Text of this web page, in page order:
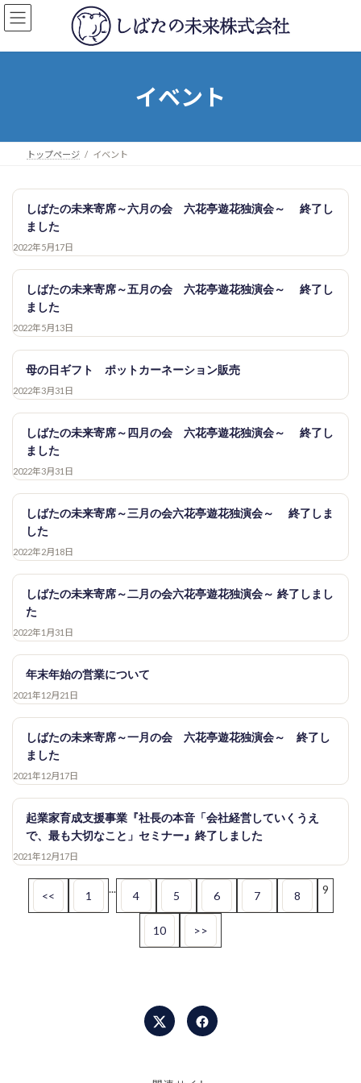
コ
ン
ン
ナ
ビ
ー
イベント
トップページ イベント
しばたの未来寄席～六月の会 六花亭遊花独演会～ 終了し
ました
2022年5月17日
しばたの未来寄席～五月の会 六花亭遊花独演会～ 終了し
ました
2022年5月13日
母の日ギフト ポットカーネーション販売
2022年3月31日
しばたの未来寄席～四月の会 六花亭遊花独演会～ 終了し
ました
2022年3月31日
しばたの未来寄席～三月の会六花亭遊花独演会～ 終了しま
した
2022年2月18日
しばたの未来寄席～二月の会六花亭遊花独演会～ 終了しまし
た
2022年1月31日
年末年始の営業について
2021年12月21日
しばたの未来寄席～一月の会 六花亭遊花独演会～ 終了し
ました
2021年12月17日
起業家育成支援事業『社長の本音「会社経営していくうえ
で、最も大切なこと」セミナー』終了しました
2021年12月17日
<< 1
...
4 5 6 7 8 9
10 >>